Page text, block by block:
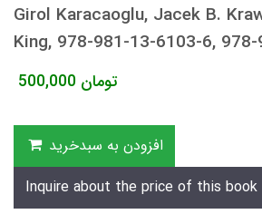
Girol Karacaoglu, Jacek B.
King, 978-981-13-6103-6,
500,000 تومان
افزودن به سبدخرید
Inquire about the price of this book